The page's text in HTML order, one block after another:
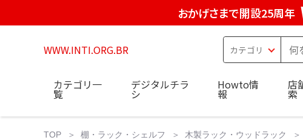
おかげさまで開設25周年
WWW.INTI.ORG.BR
カテゴリ一
覧
デジタルチラ
シ
Howto情
報
店
索
TOP 棚・ラック・シェルフ
木製ラック・ウッドラック